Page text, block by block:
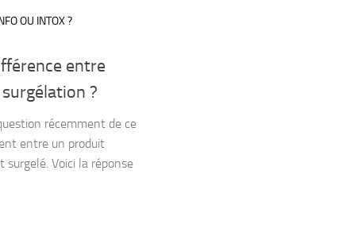
OU INTOX ?
entre
?
récemment de ce
entre un produit
surgelé. Voici la réponse